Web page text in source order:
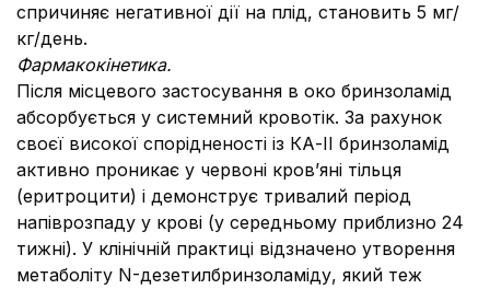
спричиняє негативної дії на плід, становить 5 мг/
кг/день.
Фармакокінетика.
Після місцевого застосування в око бринзоламід
абсорбується у системний кровотік. За рахунок
своєї високої спорідненості із КА-ІІ бринзоламід
активно проникає у червоні кров’яні тільця
(еритроцити) і демонструє тривалий період
напіврозпаду у крові (у середньому приблизно 24
тижні). У клінічній практиці відзначено утворення
метаболіту N-дезетилбринзоламіду, який теж